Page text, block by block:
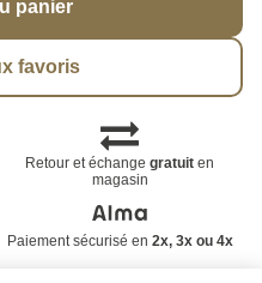
panier
favoris
Retour et échangegratuit en
magasin
Paiement sécurisé en 2x, 3x ou 4x